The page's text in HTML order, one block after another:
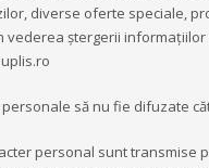
diverse oferte speciale,
ștergerii
să nu fie difuzate
personal sunt transmise